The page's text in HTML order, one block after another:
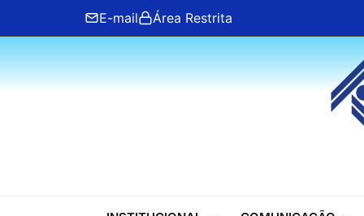
content
E-mail Área Restrita